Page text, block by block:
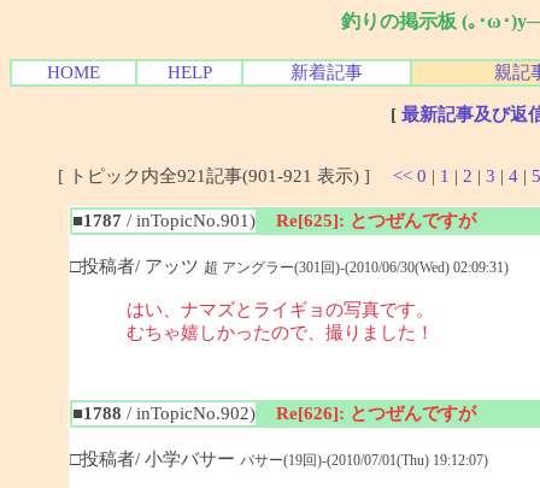
釣りの掲示板 (｡･ω･
HOME HELP 新着記事 親記
[ 最新記事及び返
[ トピック内全921記事(901-921 表示) ] << 0 | 1 | 2 | 3 | 4 | 5
■1787 / inTopicNo.901) Re[625]: とつぜんですが
□投稿者/ アッツ 超 アングラー(301回)-(2010/06/30(Wed) 02:09:31)
はい、ナマズとライギョの写真です。
むちゃ嬉しかったので、撮りました！
■1788 / inTopicNo.902) Re[626]: とつぜんですが
□投稿者/ 小学バサー バサー(19回)-(2010/07/01(Thu) 19:12:07)